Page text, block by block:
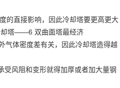
直接影响，因此冷却塔要更高更大
塔——6 双曲面塔最经济
体密度差有关，因此冷却塔造得越
风阻和变形就得加厚或者加大量钢